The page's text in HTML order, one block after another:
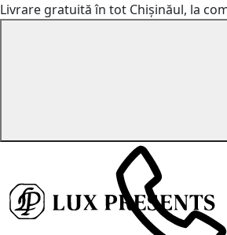
Livrare gratuită în tot Chișinăul, la